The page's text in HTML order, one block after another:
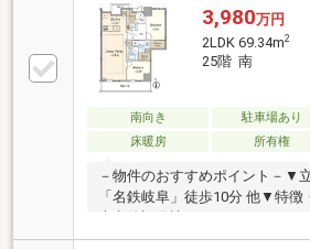
１．３ｍ×１．７ｍのバスルー
機」があります。・リビング・
ス温水式床暖房」 ペット飼育
よる制限有）セコムと連動した
リティシステムを導入してます
です。回収日や時間を気にする
出しが可能なごみ集積場所がご
3,980万円
2LDK 69.34m2
25階 南
南向き 駐車場あり
床暖房
所有権
－物件のおすすめポイント－▼
「名鉄岐阜」徒歩10分 他▼特徴
大京他旧分譲タワーマンション
む対面式キッチン・全居室収納